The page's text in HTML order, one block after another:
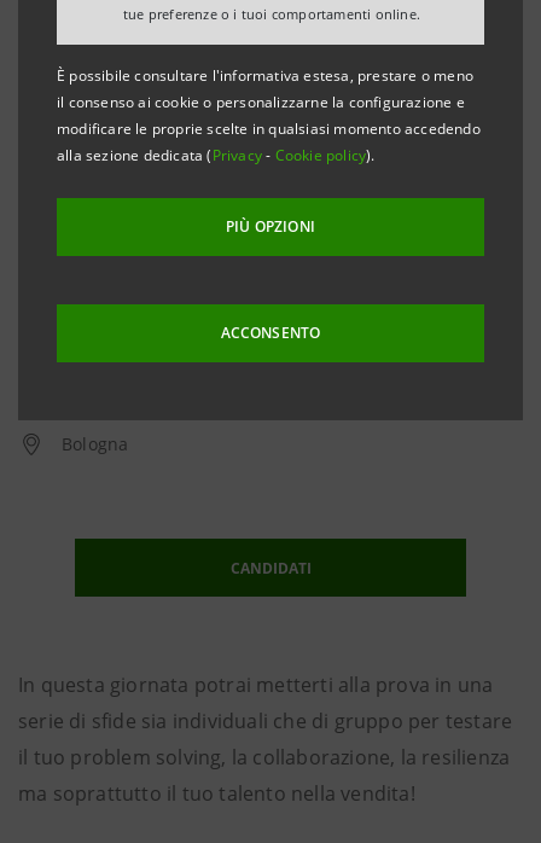
tue preferenze o i tuoi comportamenti online.
È possibile consultare l'informativa estesa, prestare o meno
il consenso ai cookie o personalizzarne la configurazione e
modificare le proprie scelte in qualsiasi momento accedendo
alla sezione dedicata (Privacy- Cookie policy).
PIÙ OPZIONI
ACCONSENTO
Bologna
CANDIDATI
In questa giornata potrai metterti alla prova in una
serie di sfide sia individuali che di gruppo per testare
il tuo problem solving, la collaborazione, la resilienza
ma soprattutto il tuo talento nella vendita!